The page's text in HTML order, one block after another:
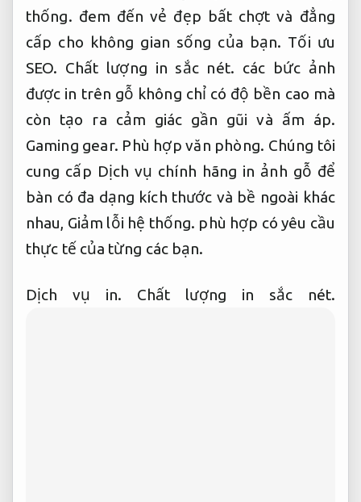
thống. đem đến vẻ đẹp bất chợt và đẳng
cấp cho không gian sống của bạn. Tối ưu
SEO. Chất lượng in sắc nét. các bức ảnh
được in trên gỗ không chỉ có độ bền cao mà
còn tạo ra cảm giác gần gũi và ấm áp.
Gaming gear. Phù hợp văn phòng. Chúng tôi
cung cấp Dịch vụ chính hãng in ảnh gỗ để
bàn có đa dạng kích thước và bề ngoài khác
nhau, Giảm lỗi hệ thống. phù hợp có yêu cầu
thực tế của từng các bạn.
Dịch vụ in. Chất lượng in sắc nét.